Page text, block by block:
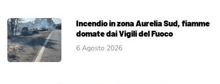
Incendio in zona Aurelia Sud, fiamme
domate dai Vigili del Fuoco
6 Agosto 2026